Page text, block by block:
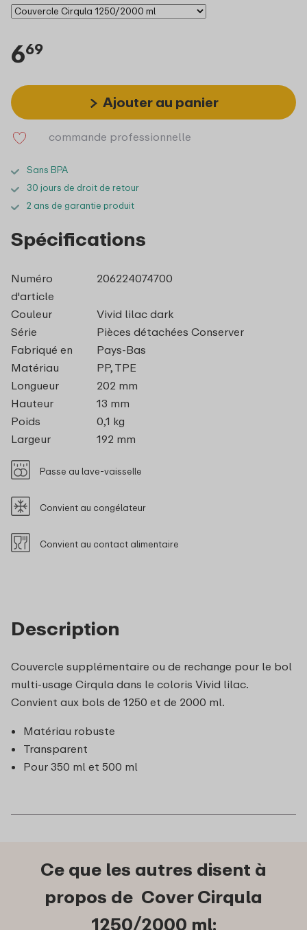
669
Ajouter au panier
commande professionnelle
Sans BPA
30 jours de droit de retour
2 ans de garantie produit
Description
Couvercle supplémentaire ou de rechange pour le bol
multi-usage Cirqula dans le coloris Vivid lilac.
Convient aux bols de 1250 et de 2000 ml.
Matériau robuste
Transparent
Pour 350 ml et 500 ml
Spécifications
Numéro
d'article
206224074700
Couleur
Vivid lilac dark
Série
Pièces détachées Conserver
Fabriqué en
Pays-Bas
Matériau
PP, TPE
Longueur
202 mm
Hauteur
13 mm
Poids
0,1 kg
Largeur
192 mm
Passe au lave-vaisselle
Convient au congélateur
Convient au contact alimentaire
Ce que les autres disent à
propos de Cover Cirqula
1250/2000 ml: